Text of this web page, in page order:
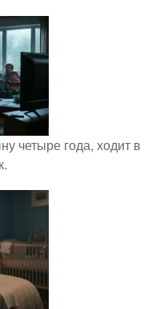
четыре года, ходит в